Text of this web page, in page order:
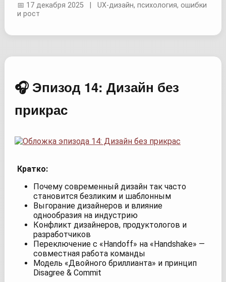
📅 17 декабря 2025 | UX-дизайн, психология, ошибки
и рост
🎧 Эпизод 14: Дизайн без
прикрас
Кратко:
Почему современный дизайн так часто
становится безликим и шаблонным
Выгорание дизайнеров и влияние
однообразия на индустрию
Конфликт дизайнеров, продуктологов и
разработчиков
Переключение с «Handoff» на «Handshake» —
совместная работа команды
Модель «Двойного бриллианта» и принцип
Disagree & Commit